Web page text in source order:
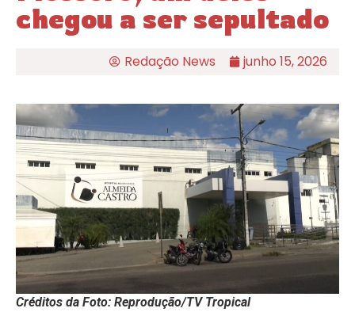
chegou a ser sepultado
Redação News junho 15, 2026
Créditos da Foto: Reprodução/TV Tropical